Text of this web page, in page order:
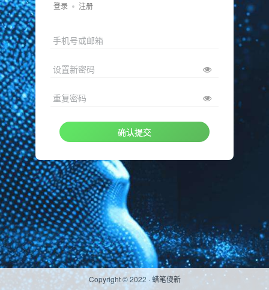
登录 注册
手机号或邮箱
设置新密码
重复密码
确认提交
Copyright © 2022 · 蜡笔傻新